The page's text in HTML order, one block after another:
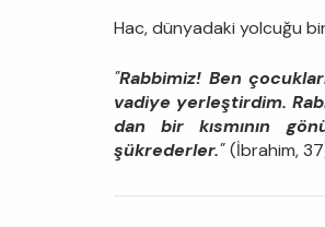
Hac, dünyadaki yolcuğu
"Rabbimiz! Ben
vadiye yerleştirdim.
dan bir kısmının
şükrederler."(İbrahim,